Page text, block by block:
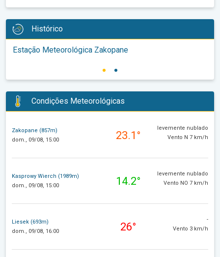
Histórico
Estação Meteorológica Zakopane
Condições Meteorológicas
Zakopane (857m)
dom., 09/08, 15:00
23.1°
levemente nublado
Vento N 7 km/h
Kasprowy Wierch (1989m)
dom., 09/08, 15:00
14.2°
levemente nublado
Vento NO 7 km/h
Liesek (693m)
dom., 09/08, 16:00
26°
-
Vento 3 km/h